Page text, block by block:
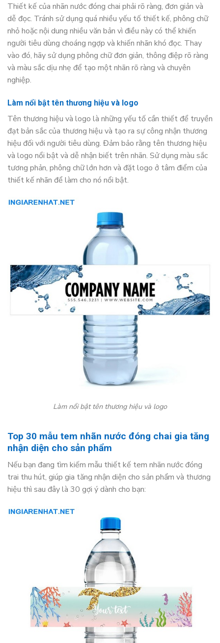
Thiết kế của nhãn nước đóng chai phải rõ ràng, đơn giản và
dễ đọc. Tránh sử dụng quá nhiều yếu tố thiết kế, phông chữ
nhỏ hoặc nội dung nhiều văn bản vì điều này có thể khiến
người tiêu dùng choáng ngợp và khiến nhãn khó đọc. Thay
vào đó, hãy sử dụng phông chữ đơn giản, thông điệp rõ ràng
và màu sắc dịu nhẹ để tạo một nhãn rõ ràng và chuyên
nghiệp.
Làm nổi bật tên thương hiệu và logo
Tên thương hiệu và logo là những yếu tố cần thiết để truyền
đạt bản sắc của thương hiệu và tạo ra sự công nhận thương
hiệu đối với người tiêu dùng. Đảm bảo rằng tên thương hiệu
và logo nổi bật và dễ nhận biết trên nhãn. Sử dụng màu sắc
tương phản, phông chữ lớn hơn và đặt logo ở tâm điểm của
thiết kế nhãn để làm cho nó nổi bật.
Làm nổi bật tên thương hiệu và logo
Top 30 mẫu tem nhãn nước đóng chai gia tăng
nhận diện cho sản phẩm
Nếu bạn đang tìm kiếm mẫu thiết kế tem nhãn nước đóng
trai thu hút, giúp gia tăng nhận diện cho sản phẩm và thương
hiệu thì sau đây là 30 gợi ý dành cho bạn: